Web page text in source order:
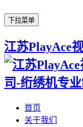
下拉菜单
江苏PlayAce
首页
关于我们